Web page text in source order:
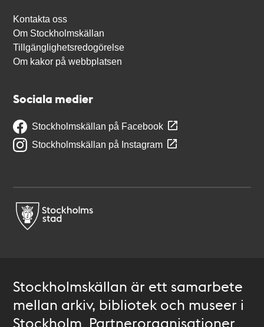
Kontakta oss
Om Stockholmskällan
Tillgänglighetsredogörelse
Om kakor på webbplatsen
Sociala medier
Stockholmskällan på Facebook
Stockholmskällan på Instagram
Stockholmskällan är ett samarbete
mellan arkiv, bibliotek och museer i
Stockholm. Partnerorganisationer